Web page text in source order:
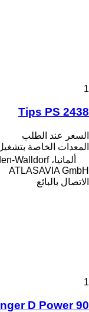
1
Tips PS 2438
السعر عند الطلب
المعدات الخاصة
ألمانيا، Mörfelden-Walldorf
ATLASAVIA GmbH
الاتصال بالبائع
1
D Power 90